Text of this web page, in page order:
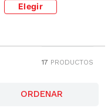
Elegir
17 PRODUCTOS